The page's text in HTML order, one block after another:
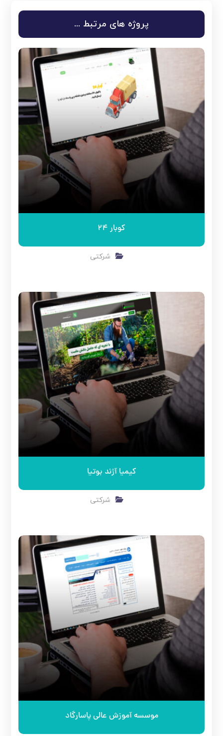
پروژه های مرتبط ...
کوبار 24
شرکتی
کیمیا آژند بوتیا
شرکتی
موسسه آموزش عالی پاسارگاد